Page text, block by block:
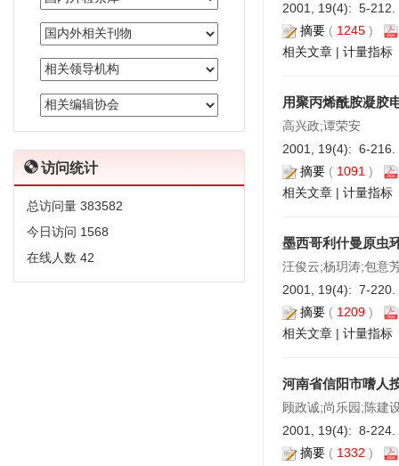
访问统计
总访问量 383582
今日访问 1568
在线人数 42
2001, 19(4): 5-212.
摘要 ( 1245 )
相关文章 | 计量指标
用聚丙烯酰胺凝胶
高兴政;谭荣安
2001, 19(4): 6-216.
摘要 ( 1091 )
相关文章 | 计量指标
墨西哥利什曼原虫
汪俊云;杨玥涛;包意
2001, 19(4): 7-220.
摘要 ( 1209 )
相关文章 | 计量指标
河南省信阳市嗜人
顾政诚;尚乐园;陈建
2001, 19(4): 8-224.
摘要 ( 1332 )